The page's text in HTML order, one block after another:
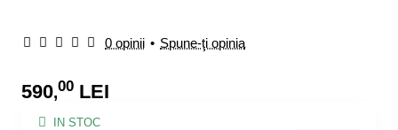
0 opinii • Spune-ţi opinia
590,00 LEI
IN STOC